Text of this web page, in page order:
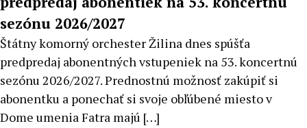
sezónu 2026/2027
Štátny komorný orchester Žilina dnes spúšťa
predpredaj abonentných vstupeniek na 53. koncertnú
sezónu 2026/2027. Prednostnú možnosť zakúpiť si
abonentku a ponechať si svoje obľúbené miesto v
Dome umenia Fatra majú […]